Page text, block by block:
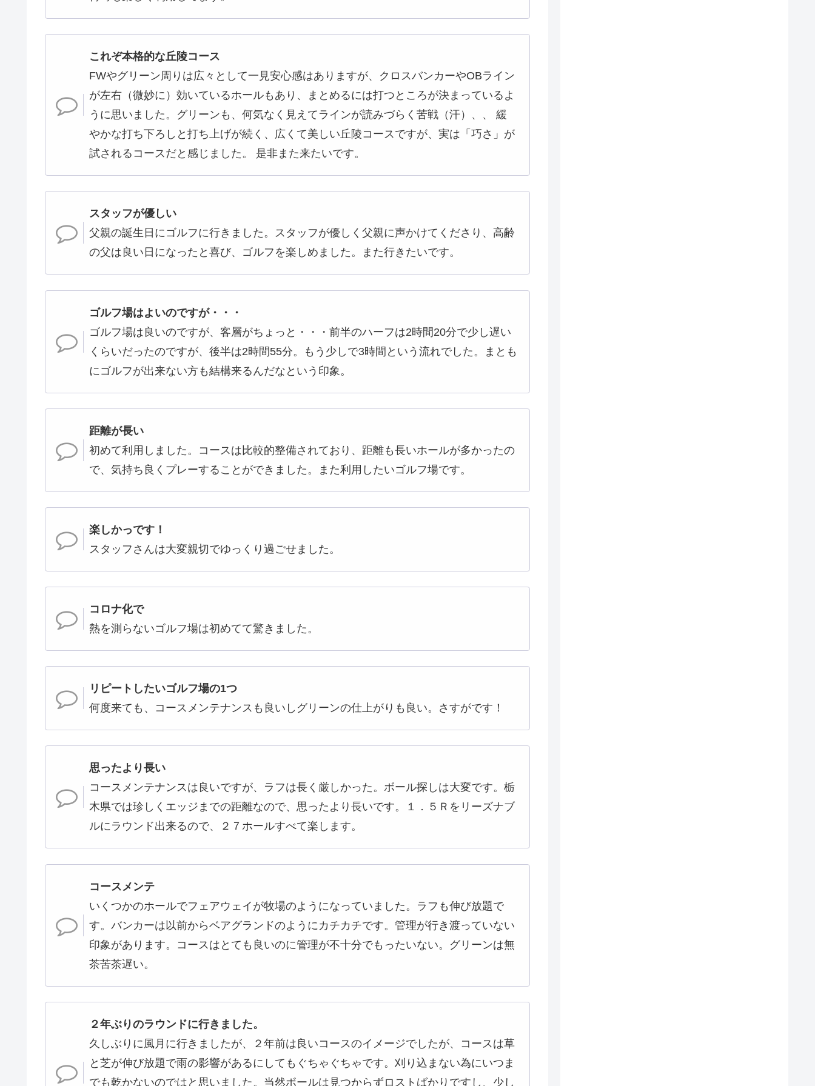
これぞ本格的な丘陵コース
FWやグリーン周りは広々として一見安心感はありますが、クロスバンカーやOBライン
が左右（微妙に）効いているホールもあり、まとめるには打つところが決まっているよ
うに思いました。グリーンも、何気なく見えてラインが読みづらく苦戦（汗）、、 緩
やかな打ち下ろしと打ち上げが続く、広くて美しい丘陵コースですが、実は「巧さ」が
試されるコースだと感じました。 是非また来たいです。
スタッフが優しい
父親の誕生日にゴルフに行きました。スタッフが優しく父親に声かけてくださり、高齢
の父は良い日になったと喜び、ゴルフを楽しめました。また行きたいです。
ゴルフ場はよいのですが・・・
ゴルフ場は良いのですが、客層がちょっと・・・前半のハーフは2時間20分で少し遅い
くらいだったのですが、後半は2時間55分。もう少しで3時間という流れでした。まとも
にゴルフが出来ない方も結構来るんだなという印象。
距離が長い
初めて利用しました。コースは比較的整備されており、距離も長いホールが多かったの
で、気持ち良くプレーすることができました。また利用したいゴルフ場です。
楽しかっです！
スタッフさんは大変親切でゆっくり過ごせました。
コロナ化で
熱を測らないゴルフ場は初めてて驚きました。
リピートしたいゴルフ場の1つ
何度来ても、コースメンテナンスも良いしグリーンの仕上がりも良い。さすがです！
思ったより長い
コースメンテナンスは良いですが、ラフは長く厳しかった。ボール探しは大変です。栃
木県では珍しくエッジまでの距離なので、思ったより長いです。１．５Ｒをリーズナブ
ルにラウンド出来るので、２７ホールすべて楽します。
コースメンテ
いくつかのホールでフェアウェイが牧場のようになっていました。ラフも伸び放題で
す。バンカーは以前からベアグランドのようにカチカチです。管理が行き渡っていない
印象があります。コースはとても良いのに管理が不十分でもったいない。グリーンは無
茶苦茶遅い。
２年ぶりのラウンドに行きました。
久しぶりに風月に行きましたが、２年前は良いコースのイメージでしたが、コースは草
と芝が伸び放題で雨の影響があるにしてもぐちゃぐちゃです。刈り込まない為にいつま
でも乾かないのではと思いました。当然ボールは見つからずロストばかりですし、少し